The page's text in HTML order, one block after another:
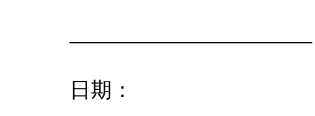
日期：